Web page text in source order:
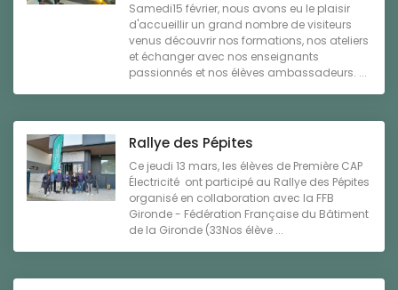
Samedi15 février, nous avons eu le plaisir
d'accueillir un grand nombre de visiteurs
venus découvrir nos formations, nos ateliers
et échanger avec nos enseignants
passionnés et nos élèves ambassadeurs. ...
Rallye des Pépites
Ce jeudi 13 mars, les élèves de Première CAP
Électricité ont participé au Rallye des Pépites
organisé en collaboration avec la FFB
Gironde - Fédération Française du Bâtiment
de la Gironde (33Nos élève ...